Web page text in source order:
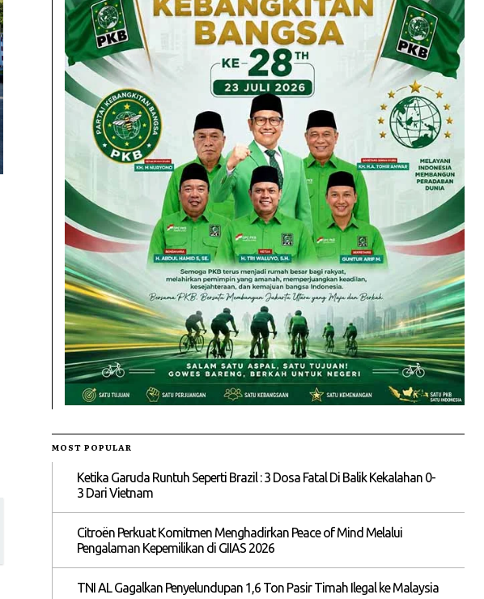
MOST POPULAR
Ketika Garuda Runtuh Seperti Brazil : 3 Dosa Fatal Di Balik Kekalahan 0-
3 Dari Vietnam
Citroën Perkuat Komitmen Menghadirkan Peace of Mind Melalui
Pengalaman Kepemilikan di GIIAS 2026
TNI AL Gagalkan Penyelundupan 1,6 Ton Pasir Timah Ilegal ke Malaysia